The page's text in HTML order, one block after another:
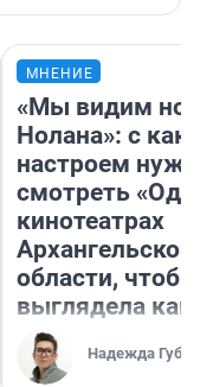
МНЕНИЕ
«Мы видим
Нолана»: с
настроем
смотреть
кинотеатрах
Архангельской
области,
выглядела как
Надежда